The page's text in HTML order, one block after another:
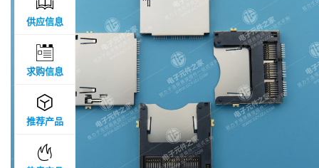
供应信息

求购信息

推荐产品
